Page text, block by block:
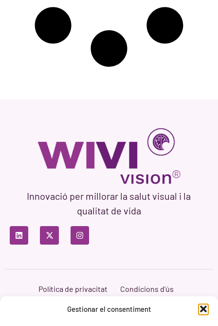
Gestionar el consentiment
Innovació per millorar la salut visual i la
qualitat de vida
Política de privacitat
Condicions d'ús
Branding i Web ASH Proyectos Creativos